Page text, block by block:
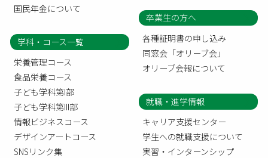
国民年金について
卒業生の方へ
各種証明書の申し込み
同窓会「オリーブ会」
オリーブ会報について
学科・コース一覧
栄養管理コース
食品栄養コース
子ども学科第I部
子ども学科第III部
情報ビジネスコース
デザインアートコース
SNSリンク集
就職・進学情報
キャリア支援センター
学生への就職支援について
実習・インターンシップ